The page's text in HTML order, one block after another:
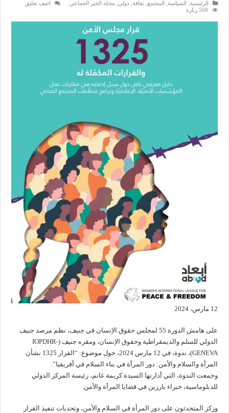
الرئيسية
السياسة المجتمع ,ثقافة دولي مجلة الخبر الجماعي
اضف تعليق
568 زيارة
12 مارس، 2024
على هامش الدورة 55 لمجلس حقوق الإنسان في جنيف، نظم مرصد جنيف
الدولي للسلم والديمقراطية وحقوق الإنسان، ومقره جنيف (IOPDHR-
GENEVA)، ندوة، في 12 مارس 2024، حول موضوع: “القرار 1325 بشأن
المرأة والسلام والأمن: دور المرأة في بناء السلام في أفريقيا”.
وجمعت الندوة، التي أدارتها السيدة كريمة غانم، رئيسة المركز الدولي
للدبلوماسية، خبراء بارزين في قضايا المرأة والأمن.
وركز المتحدثون على دور المرأة في السلام والأمن، وتحديات تنفيذ القرار